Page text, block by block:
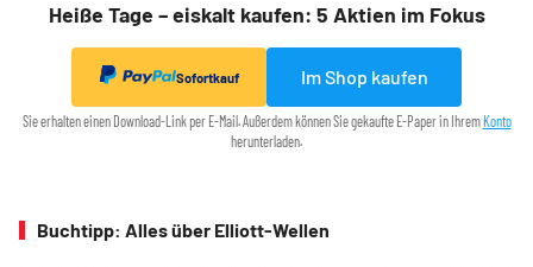
Heiße Tage – eiskalt kaufen: 5 Aktien im Fokus
Sofortkauf Im Shop kaufen
Sie erhalten einen Download-Link per E-Mail. Außerdem können Sie gekaufte E-Paper in Ihrem Konto
herunterladen.
Buchtipp: Alles über Elliott-Wellen